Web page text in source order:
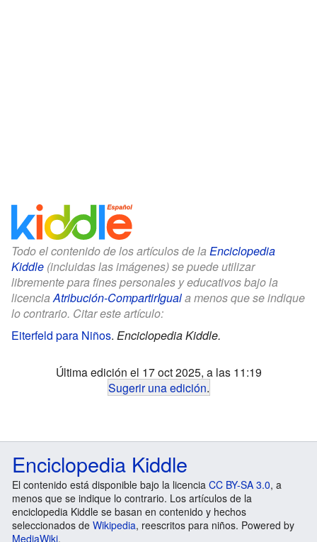
Todo el contenido de los artículos de la Enciclopedia
Kiddle (incluidas las imágenes) se puede utilizar
libremente para fines personales y educativos bajo la
licenciaAtribución-CompartirIguala menos que se indique
lo contrario. Citar este artículo:
Eiterfeld para Niños. Enciclopedia Kiddle.
Última edición el 17 oct 2025, a las 11:19
Sugerir una edición.
Enciclopedia Kiddle
El contenido está disponible bajo la licencia CC BY-SA 3.0, a
menos que se indique lo contrario. Los artículos de la
enciclopedia Kiddle se basan en contenido y hechos
seleccionados de Wikipedia, reescritos para niños. Powered by
MediaWiki.